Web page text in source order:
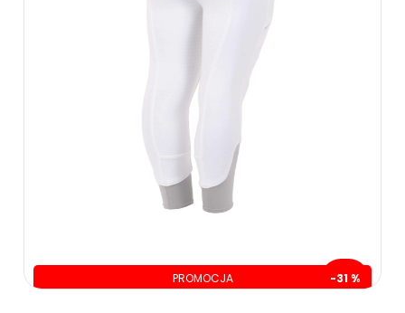
ZOBACZ WIĘCEJ
PROMOCJA -31 %